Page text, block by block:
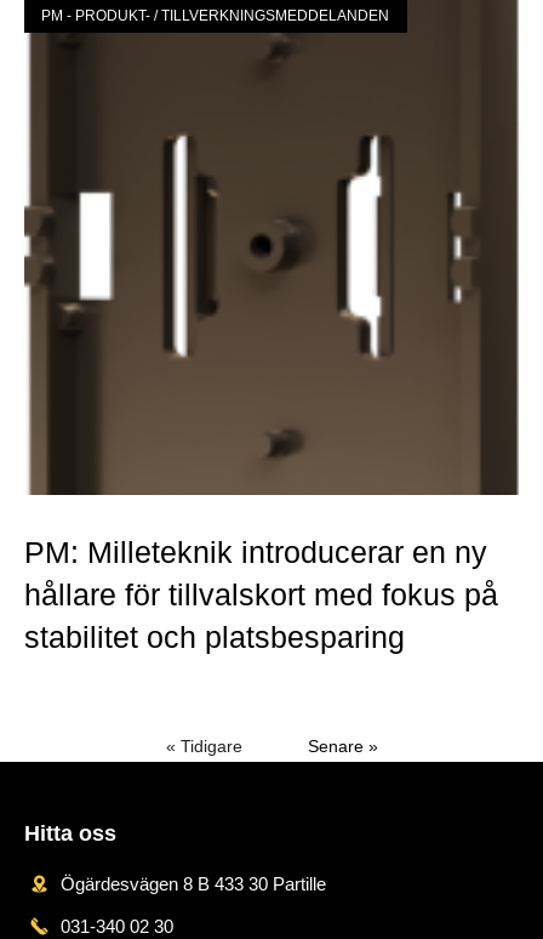
PM - PRODUKT- / TILLVERKNINGSMEDDELANDEN
PM: Milleteknik introducerar en ny
hållare för tillvalskort med fokus på
stabilitet och platsbesparing
« Tidigare Senare »
Hitta oss
Ögärdesvägen 8 B 433 30 Partille
031-340 02 30